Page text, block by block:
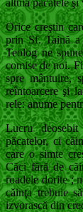
Orice creştin
prin Sf. Taină a
Teolog ne
comise de noi.
spre mântuire,
reîntoarcere şi
rele: anume
Lucru
păcatelor, ci
care o simte
Căci fără de
roadele dorite ;
căinţa trebuie
izvorască din